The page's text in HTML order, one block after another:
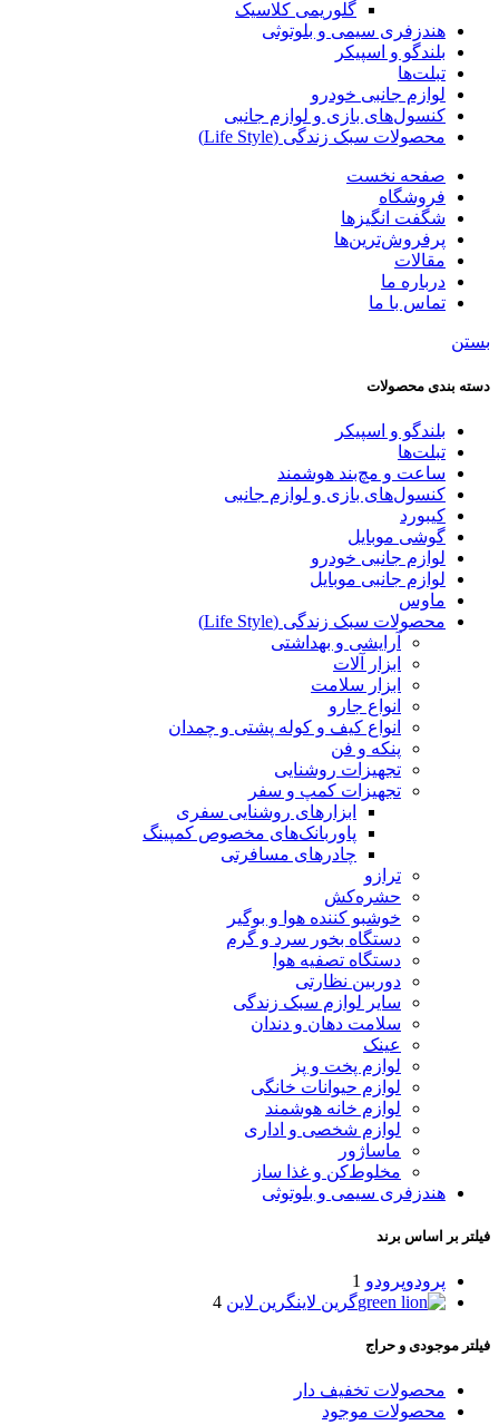
گلوریمی کلاسیک
هندزفری سیمی و بلوتوثی
بلندگو و اسپیکر
تبلت‌ها
لوازم جانبی خودرو
کنسول‌های بازی و لوازم جانبی
محصولات سبک زندگی (Life Style)
صفحه نخست
فروشگاه
شگفت انگیزها
پرفروش‌ترین‌ها
مقالات
درباره ما
تماس با ما
بستن
دسته‌ بندی محصولات
بلندگو و اسپیکر
تبلت‌ها
ساعت و مچ‌بند هوشمند
کنسول‌های بازی و لوازم جانبی
کیبورد
گوشی موبایل
لوازم جانبی خودرو
لوازم جانبی موبایل
ماوس
محصولات سبک زندگی (Life Style)
آرایشی و بهداشتی
ابزار آلات
ابزار سلامت
انواع جارو
انواع کیف و کوله پشتی و چمدان
پنکه و فن
تجهیزات روشنایی
تجهیزات کمپ و سفر
ابزارهای روشنایی سفری
پاوربانک‌های مخصوص کمپینگ
چادرهای مسافرتی
ترازو
حشره‌کش
خوشبو کننده هوا و بوگیر
دستگاه بخور سرد و گرم
دستگاه تصفیه هوا
دوربین نظارتی
سایر لوازم سبک زندگی
سلامت دهان و دندان
عینک
لوازم پخت و پز
لوازم حیوانات خانگی
لوازم خانه هوشمند
لوازم شخصی و اداری
ماساژور
مخلوط‌کن و غذا ساز
هندزفری سیمی و بلوتوثی
فیلتر بر اساس برند
پرودوپرودو 1
گرین لاینگرین لاین 4
فیلتر موجودی و حراج
محصولات تخفیف دار
محصولات موجود